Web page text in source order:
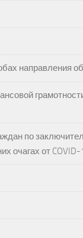
направления
по
очагах от COVID-